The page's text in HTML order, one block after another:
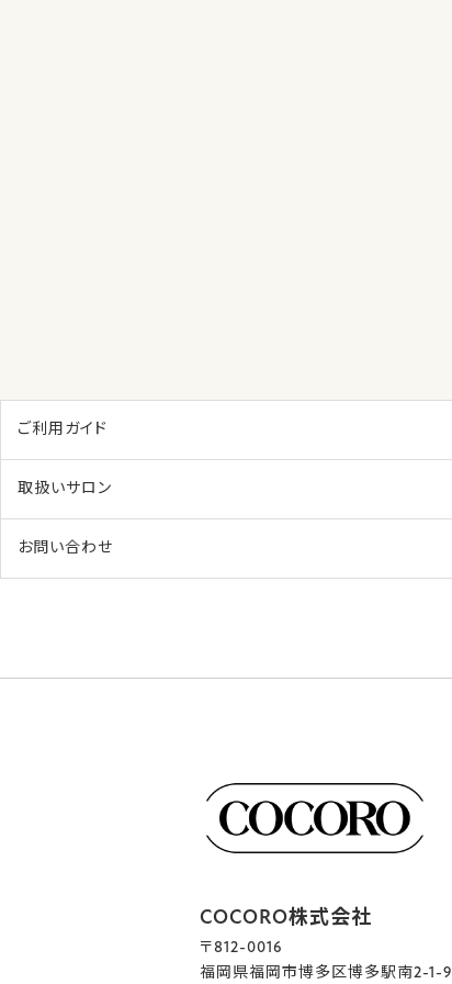
ご利用ガイド
取扱いサロン
お問い合わせ
COCORO株式会社
〒812-0016
福岡県福岡市博多区博多駅南2-1-9